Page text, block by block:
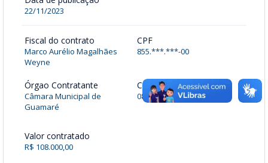
22/11/2023
Fiscal do contrato
Marco Aurélio Magalhães
Weyne
CPF
855.***.***-00
Órgao Contratante
Câmara Municipal de
Guamaré
CNPJ
08.587.263/0001-50
Valor contratado
R$ 108.000,00